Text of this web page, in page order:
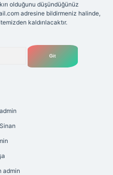
olduğunu düşündüğünüz
adresine bildirmeniz halinde,
kaldırılacaktır.
admin
Sinan
admin